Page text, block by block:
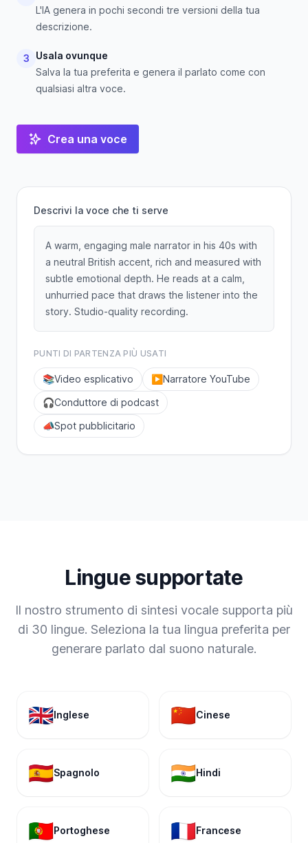
L'IA genera in pochi secondi tre versioni della tua
descrizione.
3
Usala ovunque
Salva la tua preferita e genera il parlato come con
qualsiasi altra voce.
Crea una voce
Descrivi la voce che ti serve
A warm, engaging male narrator in his 40s with
a neutral British accent, rich and measured with
subtle emotional depth. He reads at a calm,
unhurried pace that draws the listener into the
story. Studio-quality recording.
PUNTI DI PARTENZA PIÙ USATI
📚Video esplicativo ▶️ Narratore YouTube
🎧Conduttore di podcast
📣Spot pubblicitario
Lingue supportate
Il nostro strumento di sintesi vocale supporta più
di 30 lingue. Seleziona la tua lingua preferita per
generare parlato dal suono naturale.
🇬🇧Inglese 🇨🇳Cinese
🇪🇸Spagnolo 🇮🇳Hindi
🇵🇹Portoghese 🇫🇷Francese